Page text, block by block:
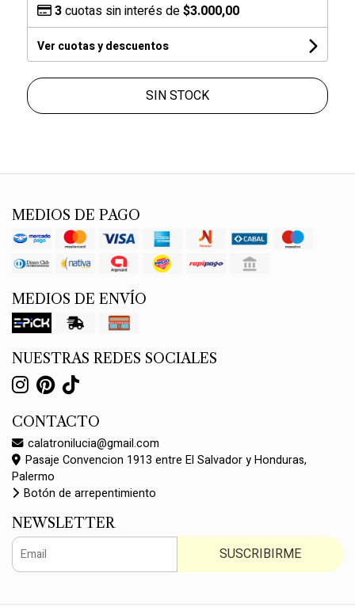
3cuotas sin interés de$3.000,00
Ver cuotas y descuentos
SIN STOCK
MEDIOS DE PAGO
MEDIOS DE ENVÍO
NUESTRAS REDES SOCIALES
CONTACTO
calatronilucia@gmail.com
Pasaje Convencion 1913 entre El Salvador y Honduras,
Palermo
Botón de arrepentimiento
NEWSLETTER
SUSCRIBIRME